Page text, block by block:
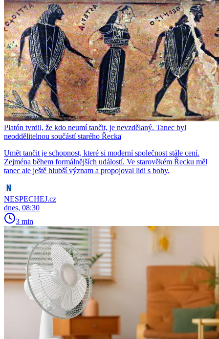
Platón tvrdil, že kdo neumí tančit, je nevzdělaný. Tanec byl
neoddělitelnou součástí starého Řecka
Umět tančit je schopnost, které si moderní společnost stále cení.
Zejména během formálnějších událostí. Ve starověkém Řecku měl
tanec ale ještě hlubší význam a propojoval lidi s bohy.
NESPECHEJ.cz
dnes, 08:30
3 min